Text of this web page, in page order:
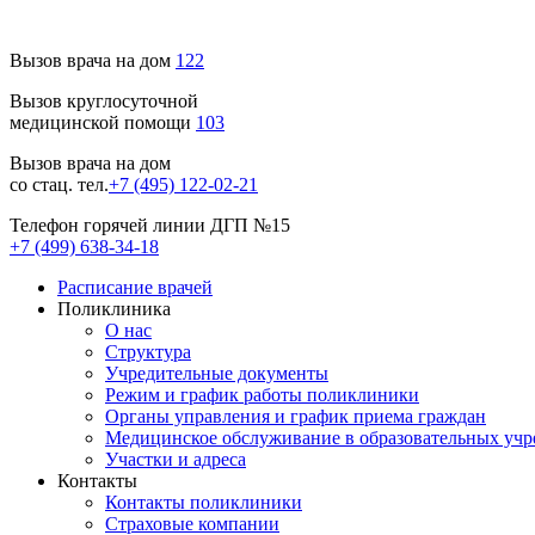
Вызов врача на дом 122
Вызов круглосуточной
медицинской помощи 103
Вызов врача на дом
со стац. тел.+7 (495) 122-02-21
Телефон горячей линии ДГП №15
+7 (499) 638-34-18
Расписание врачей
Поликлиника
О нас
Структура
Учредительные документы
Режим и график работы поликлиники
Органы управления и график приема граждан
Медицинское обслуживание в образовательных
Участки и адреса
Контакты
Контакты поликлиники
Страховые компании